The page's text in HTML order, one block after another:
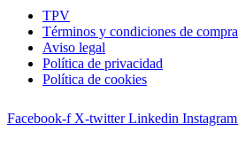
TPV
Términos y condiciones de compra
Aviso legal
Política de privacidad
Política de cookies
Facebook-f X-twitter Linkedin Instagram